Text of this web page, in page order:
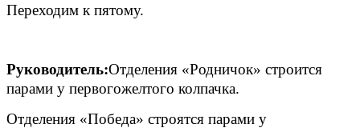
Переходим к пятому.
Руководитель:Отделения «Родничок» строится
парами у первогожелтого колпачка.
Отделения «Победа» строятся парами у